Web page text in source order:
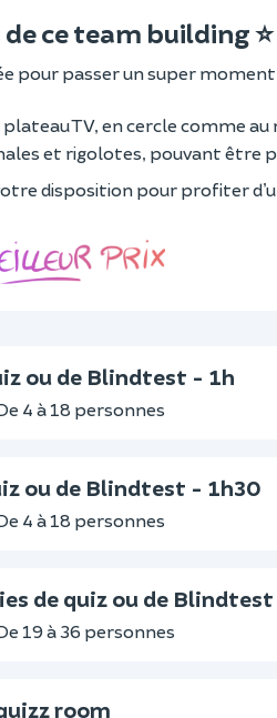
ce team building ⭐
pour passer un super moment
plateau TV, en cercle comme
et rigolotes, pouvant être
disposition pour profiter
ou de Blindtest - 1h
4 à 18 personnes
ou de Blindtest - 1h30
4 à 18 personnes
de quiz ou de
19 à 36 personnes
room